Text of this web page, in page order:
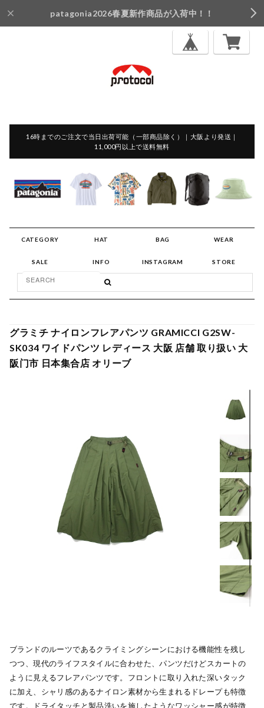
patagonia2026春夏新作商品が入荷中！！
16時までのご注文で当日出荷可能（一部商品除く）｜大阪より発送｜
11,000円以上で送料無料
CATEGORY HAT BAG WEAR
SALE INFO INSTAGRAM STORE
グラミチ ナイロンフレアパンツ GRAMICCI G2SW-
SK034 ワイドパンツ レディース 大阪 店舗 取り扱い 大
阪门市 日本集合店 オリーブ
ブランドのルーツであるクライミングシーンにおける機能性を残し
つつ、現代のライフスタイルに合わせた、パンツだけどスカートの
ように見えるフレアパンツです。フロントに取り入れた深いタック
に加え、シャリ感のあるナイロン素材から生まれるドレープも特徴
です。ドライタッチと製品洗いを施したようなワッシャー感が特徴